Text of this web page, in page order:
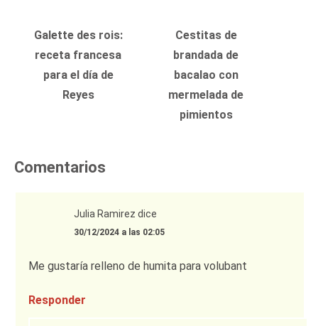
Galette des rois:
receta francesa
para el día de
Reyes
Cestitas de
brandada de
bacalao con
mermelada de
pimientos
Comentarios
Julia Ramirez dice
30/12/2024 a las 02:05
Me gustaría relleno de humita para volubant
Responder